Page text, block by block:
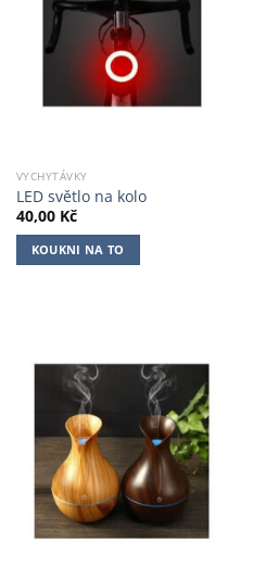
VYCHYTÁVKY
LED světlo na kolo
40,00 Kč
KOUKNI NA TO